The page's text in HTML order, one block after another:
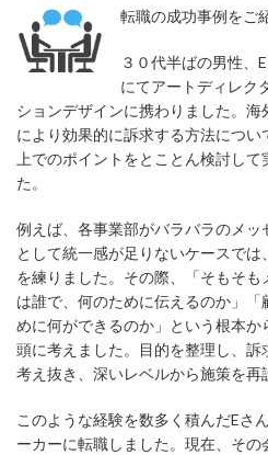
転職の成功事例をご
３０代半ばの男性、
にてアートディレク
ションデザインに携わりました。
により効果的に訴求する方法につ
上でのポイントをとことん検討し
た。
例えば、各事業部がバラバラのメ
として統一感が足りないケースで
を練りました。その際、「そもそ
は誰で、何のために伝えるのか」
めに何ができるのか」という根本
頭に考えました。目的を整理し、
考え抜き、深いレベルから施策を再
このような経験を数多く積んだEさ
ーカーに転職しました。現在、そ